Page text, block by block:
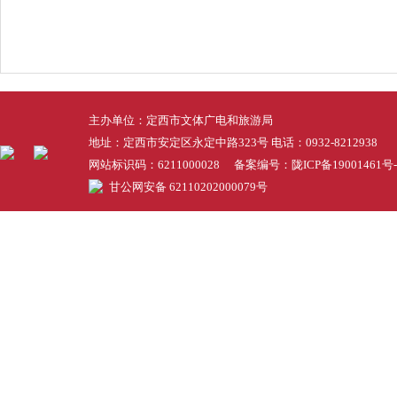
主办单位：定西市文体广电和旅游局
地址：定西市安定区永定中路323号 电话：0932-8212938
网站标识码：6211000028 备案编号： 陇ICP备19001461号
甘公网安备 62110202000079号